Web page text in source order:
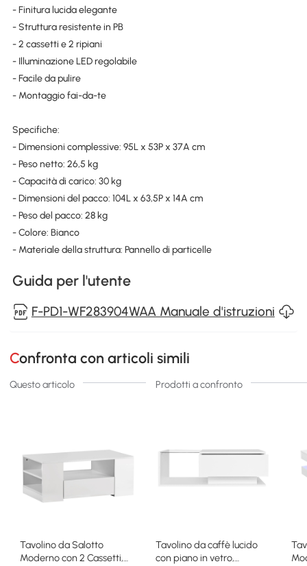
- Finitura lucida elegante
- Struttura resistente in PB
- 2 cassetti e 2 ripiani
- Illuminazione LED regolabile
- Facile da pulire
- Montaggio fai-da-te
Specifiche:
- Dimensioni complessive: 95L x 53P x 37A cm
- Peso netto: 26,5 kg
- Capacità di carico: 30 kg
- Dimensioni del pacco: 104L x 63,5P x 14A cm
- Peso del pacco: 28 kg
- Colore: Bianco
- Materiale della struttura: Pannello di particelle
Guida per l'utente
F-PD1-WF283904WAA Manuale d'istruzioni
Confronta con articoli simili
Questo articolo Prodotti a confronto
Tavolino da Salotto
Moderno con 2 Cassetti,
Tavolino da caffè lucido
con piano in vetro,